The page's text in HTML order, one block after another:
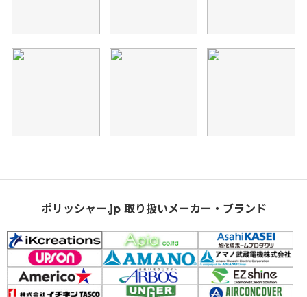
ポリッシャー.jp 取り扱いメーカー・ブランド